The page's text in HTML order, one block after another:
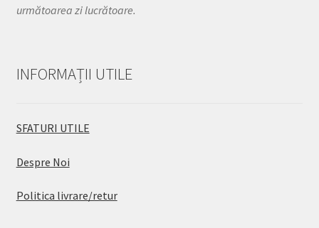
următoarea zi lucrătoare.
INFORMAȚII UTILE
SFATURI UTILE
Despre Noi
Politica livrare/retur